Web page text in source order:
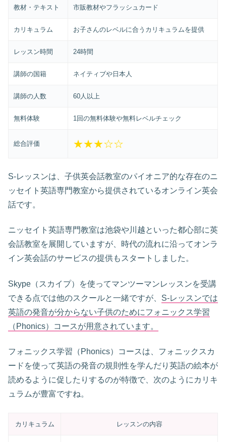
教材・テキスト 市販教材やフラッシュカード
カリキュラム お子さんのレベルに合うカリキュラムを提供
レッスン時間 24時間
講師の国籍 ネイティブや日本人
講師の人数 60人以上
無料体験 1回の無料体験や無料レベルチェック
総合評価 ★★★☆☆
S-レッスンは、子供英会話教室のパイオニア的な存在のニ
ッセイト英語専門教室から提供されているオンライン英会
話です。
ニッセイト英語専門教室は池袋や川越といった都心部に英
会話教室を展開していますが、時代の流れに沿ってオンラ
イン英会話のサービスの提供もスタートしました。
Skype（スカイプ）を使ってマンツーマンレッスンを受講
できる点では他のスクールと一緒ですが、 S-レッスンでは
英語の発音が分からない子供のためにフォニックス学習
（Phonics）コースが用意されています。
フォニックス学習（Phonics）コースは、フォニックスカ
ードを使って英語の発音の規則性を学んだり英語の絵本が
読めるように促したりするのが特徴で、次のようにカリキ
ュラムが豊富ですね。
カリキュラム レッスンの内容